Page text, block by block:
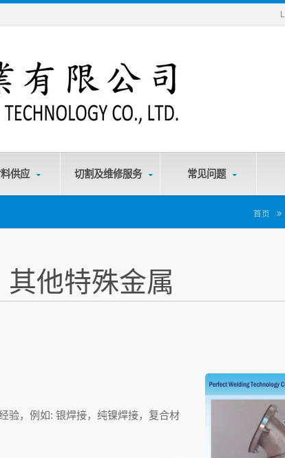
供应 切割及维修服务 常见问题
首页
其他特殊金属
验，例如: 银焊接，纯镍焊接，复合材